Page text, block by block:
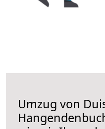
Umzug von